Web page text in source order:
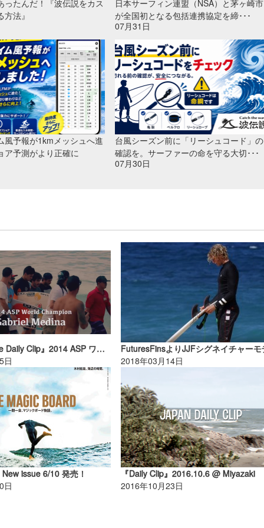
ったんだ！『波伝説をカス
法』
日本サーフィン連盟（NSA）と茅ヶ崎市
が全国初となる包括連携協定を締･･･
07月31日
風予報が1kmメッシュへ進
ア予測がより正確に
台風シーズン前に「リーシュコード」の
確認を。サーファーの命を守る大切･･･
07月30日
『North Shore Daily Clip』2014 ASP ワールドチャンプに輝いた、ガブリエルメディーナのパイプマスターでの映像です！
日
2018年03月14日
issue 6/10 発売！
日
『Daily Clip』2016.10.6 @ Miyazaki
2016年10月23日